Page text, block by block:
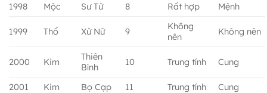
1998
Mộc Sư Tử 8 Rất hợp Mệnh
1999 Thổ Xử Nữ 9
Không
nên
Không nên
2000 Kim
Thiên
Bình
10 Trung tính Cung
2001 Kim Bọ Cạp 11 Trung tính Cung